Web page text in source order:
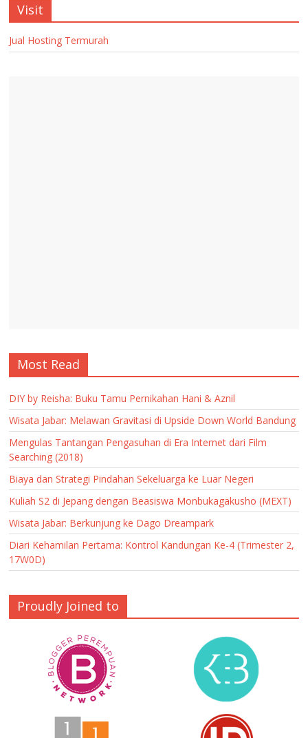
Visit
Jual Hosting Termurah
Most Read
DIY by Reisha: Buku Tamu Pernikahan Hani & Aznil
Wisata Jabar: Melawan Gravitasi di Upside Down World Bandung
Mengulas Tantangan Pengasuhan di Era Internet dari Film
Searching (2018)
Biaya dan Strategi Pindahan Sekeluarga ke Luar Negeri
Kuliah S2 di Jepang dengan Beasiswa Monbukagakusho (MEXT)
Wisata Jabar: Berkunjung ke Dago Dreampark
Diari Kehamilan Pertama: Kontrol Kandungan Ke-4 (Trimester 2,
17W0D)
Proudly Joined to